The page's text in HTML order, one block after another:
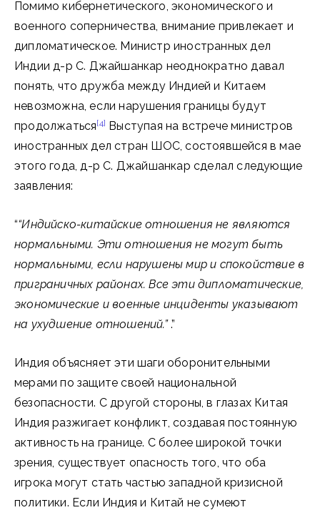
Помимо кибернетического, экономического и
военного соперничества, внимание привлекает и
дипломатическое. Министр иностранных дел
Индии д-р С. Джайшанкар неоднократно давал
понять, что дружба между Индией и Китаем
невозможна, если нарушения границы будут
продолжаться[4] Выступая на встрече министров
иностранных дел стран ШОС, состоявшейся в мае
этого года, д-р С. Джайшанкар сделал следующие
заявления:
““Индийско-китайские отношения не являются
нормальными. Эти отношения не могут быть
нормальными, если нарушены мир и спокойствие в
приграничных районах. Все эти дипломатические,
экономические и военные инциденты указывают
на ухудшение отношений.”.”
Индия объясняет эти шаги оборонительными
мерами по защите своей национальной
безопасности. С другой стороны, в глазах Китая
Индия разжигает конфликт, создавая постоянную
активность на границе. С более широкой точки
зрения, существует опасность того, что оба
игрока могут стать частью западной кризисной
политики. Если Индия и Китай не сумеют